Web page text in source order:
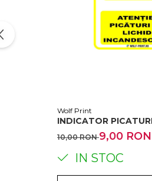
Wolf Print
INDICATOR
INCANDESCENT
10,00 RON9,00 RON
IN STOC